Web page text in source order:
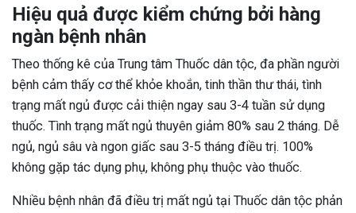
Hiệu quả được kiểm chứng bởi hàng
ngàn bệnh nhân
Theo thống kê của Trung tâm Thuốc dân tộc, đa phần người
bệnh cảm thấy cơ thể khỏe khoắn, tinh thần thư thái, tình
trạng mất ngủ được cải thiện ngay sau 3-4 tuần sử dụng
thuốc. Tình trạng mất ngủ thuyên giảm 80% sau 2 tháng. Dễ
ngủ, ngủ sâu và ngon giấc sau 3-5 tháng điều trị. 100%
không gặp tác dụng phụ, không phụ thuộc vào thuốc.
Nhiều bệnh nhân đã điều trị mất ngủ tại Thuốc dân tộc phản